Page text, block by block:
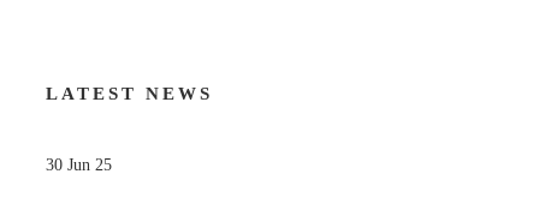
LATEST NEWS
30 Jun 25